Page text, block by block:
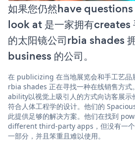
如果您仍然have
look at 是一家拥有creates
的太阳镜公司rbia shades
business 的公司。
在 publicizing 在当地展览会和手工艺品
rbia shades 正在寻找一种在线销售方
ability以视觉上吸引人的方式向访客展示
符合人体工程学的设计。他们的
此提供足够的解决方案。他们在找到
different third-party apps，但没有一个
一部分，并且笨重且难以使用。